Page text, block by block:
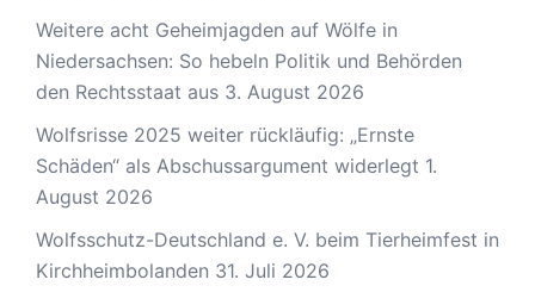
Weitere acht Geheimjagden auf Wölfe in
Niedersachsen: So hebeln Politik und Behörden
den Rechtsstaat aus 3. August 2026
Wolfsrisse 2025 weiter rückläufig: „Ernste
Schäden“ als Abschussargument widerlegt 1.
August 2026
Wolfsschutz-Deutschland e. V. beim Tierheimfest in
Kirchheimbolanden 31. Juli 2026